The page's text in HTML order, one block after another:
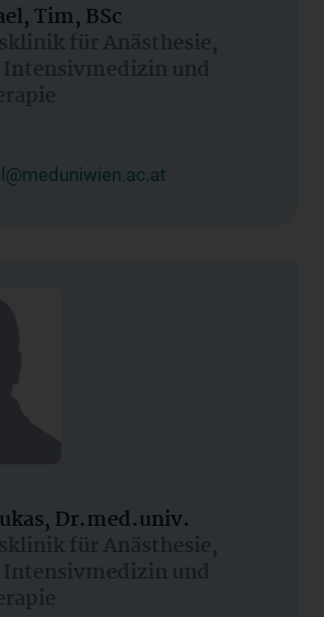
Tim, BSc
für Anästhesie,
und
Dr.med.univ.
für Anästhesie,
und